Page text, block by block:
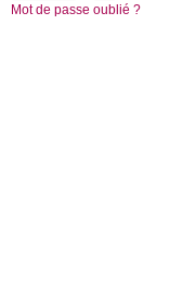
Mot de passe oublié ?